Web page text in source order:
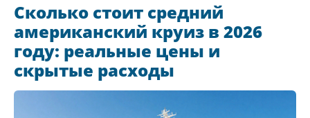
Сколько стоит средний
американский круиз в 2026
году: реальные цены и
скрытые расходы